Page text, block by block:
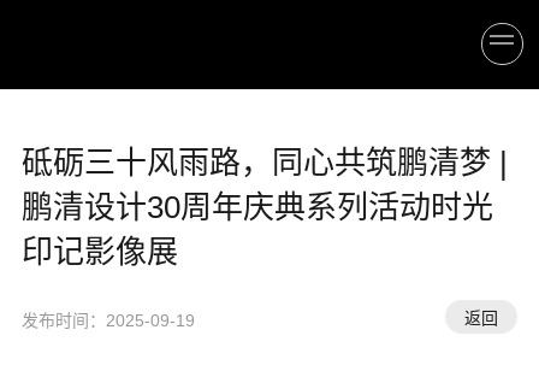
砥砺三十风雨路，同心共筑鹏清梦 |
鹏清设计30周年庆典系列活动时光
印记影像展
发布时间：2025-09-19 返回